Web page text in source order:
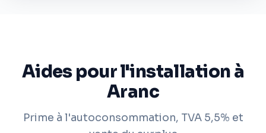
Aides pour l'installation à
Aranc
Prime à l'autoconsommation, TVA 5,5% et